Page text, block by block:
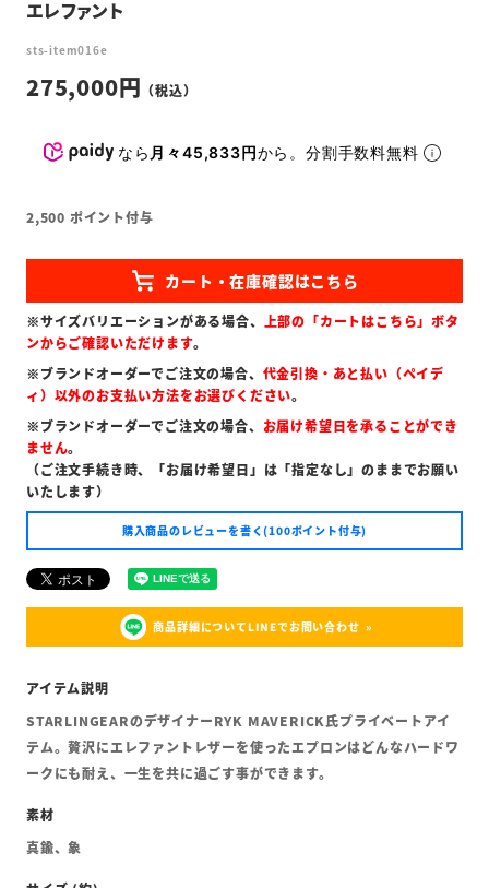
エレファント
sts-item016e
275,000
なら 月々45,833円から。分割手数料無料
2,500 ポイント付与
※サイズバリエーションがある場合、 上部の「カートはこちら」ボタ
ンからご確認いただけます。
※ブランドオーダーでご注文の場合、 代金引換・あと払い（ペイデ
ィ）以外のお支払い方法をお選びください。
※ブランドオーダーでご注文の場合、 お届け希望日を承ることができ
ません。
（ご注文手続き時、「お届け希望日」は「指定なし」のままでお願い
いたします）
購入商品のレビューを書く(100ポイント付与)
商品詳細についてLINEでお問い合わせ
STARLINGEARのデザイナーRYK MAVERICK氏プライベートアイ
テム。贅沢にエレファントレザーを使ったエプロンはどんなハードワ
ークにも耐え、一生を共に過ごす事ができます。
真鍮、象